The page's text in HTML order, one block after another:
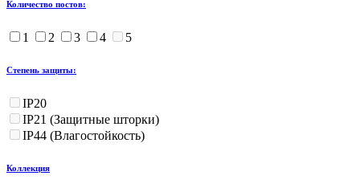
Количество постов:
1 2 3 4 5
Степень защиты:
IP20
IP21 (Защитные шторки)
IP44 (Влагостойкость)
Коллекция